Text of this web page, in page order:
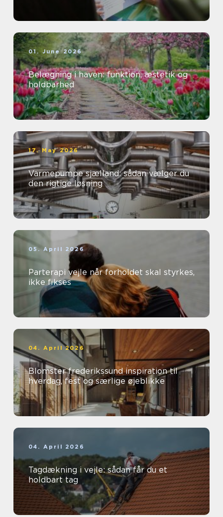
01. June 2026
Belægning i haven: funktion, æstetik og
holdbarhed
17. May 2026
Varmepumpe sjælland: sådan vælger du
den rigtige løsning
05. April 2026
Parterapi vejle når forholdet skal styrkes,
ikke fikses
04. April 2026
Blomster frederikssund inspiration til
hverdag, fest og særlige øjeblikke
04. April 2026
Tagdækning i vejle: sådan får du et
holdbart tag